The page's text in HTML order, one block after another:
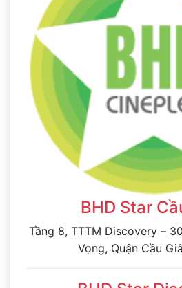
BHD Star
Tầng 8, TTTM Discovery –
Vọng, Quận Cầu